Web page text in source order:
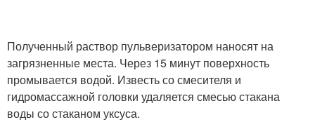
Полученный раствор пульверизатором наносят на
загрязненные места. Через 15 минут поверхность
промывается водой. Известь со смесителя и
гидромассажной головки удаляется смесью стакана
воды со стаканом уксуса.